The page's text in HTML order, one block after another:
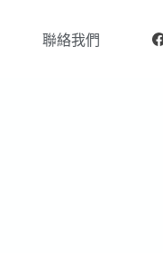
聯絡我們